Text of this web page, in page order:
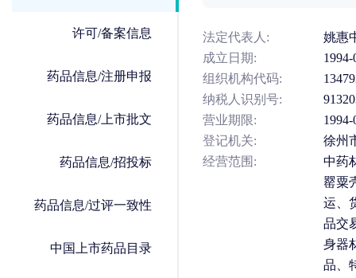
许可/备案信息
药品信息/注册申报
药品信息/上市批文
药品信息/招投标
药品信息/过评一致性
中国上市药品目录
法定代表人:
姚惠
成立日期:
1994-
组织机构代码:
纳税人识别号:
营业期限:
登记机关:
徐州
经营范围:
中药
罂粟
运、
品交
身器
品、